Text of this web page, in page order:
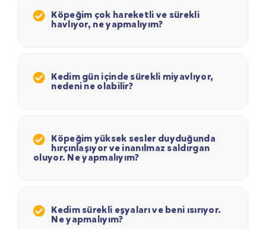
Köpeğim çok hareketli ve sürekli
havlıyor, ne yapmalıyım?
Kedim gün içinde sürekli miyavlıyor,
nedeni ne olabilir?
Köpeğim yüksek sesler duyduğunda
hırçınlaşıyor ve inanılmaz saldırgan
oluyor. Ne yapmalıyım?
Kedim sürekli eşyaları ve beni ısırıyor.
Ne yapmalıyım?